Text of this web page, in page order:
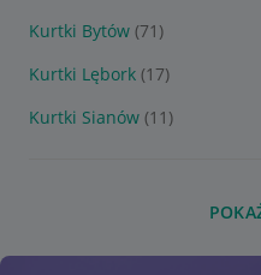
Kurtki Bytów (71)
Kurtki Lębork (17)
Kurtki Sianów (11)